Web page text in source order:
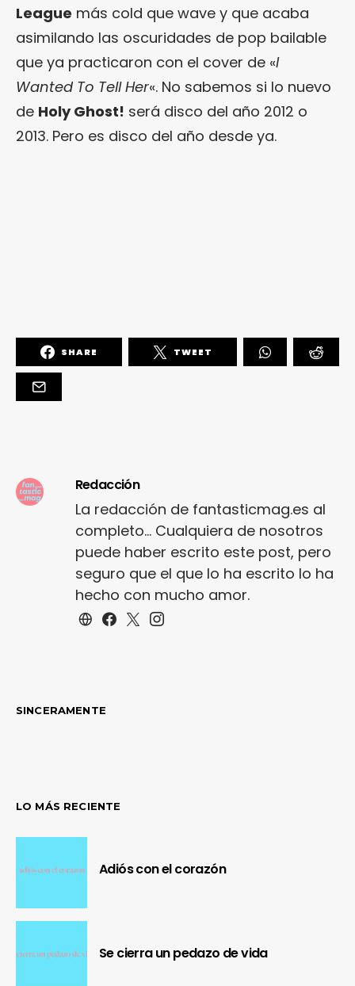
League más cold que wave y que acaba
asimilando las oscuridades de pop bailable
que ya practicaron con el cover de «I
Wanted To Tell Her«. No sabemos si lo nuevo
de Holy Ghost! será disco del año 2012 o
2013. Pero es disco del año desde ya.
SHARE TWEET
Redacción
La redacción de fantasticmag.es al
completo... Cualquiera de nosotros
puede haber escrito este post, pero
seguro que el que lo ha escrito lo ha
hecho con mucho amor.
SINCERAMENTE
LO MÁS RECIENTE
Adiós con el corazón
Se cierra un pedazo de vida